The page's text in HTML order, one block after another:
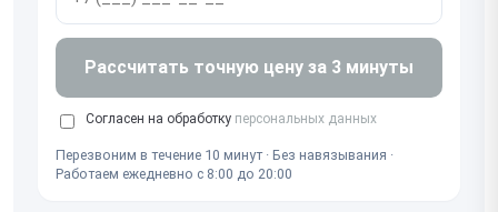
Рассчитать точную цену за 3 минуты
Согласен на обработку персональных данных
Перезвоним в течение 10 минут · Без навязывания ·
Работаем ежедневно с 8:00 до 20:00